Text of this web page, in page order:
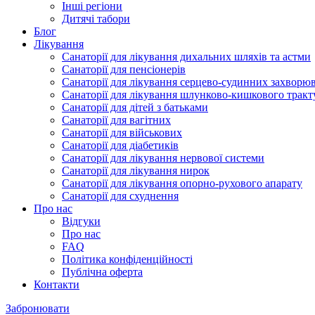
Інші регіони
Дитячі табори
Блог
Лікування
Санаторії для лікування дихальних шляхів та астми
Санаторії для пенсіонерів
Санаторії для лікування серцево-судинних
Санаторії для лікування шлунково-кишкового
Санаторії для дітей з батьками
Санаторії для вагітних
Санаторії для військових
Санаторії для діабетиків
Санаторії для лікування нервової системи
Санаторії для лікування нирок
Санаторії для лікування опорно-рухового апарату
Санаторії для схуднення
Про нас
Відгуки
Про нас
FAQ
Політика конфіденційності
Публічна оферта
Контакти
Забронювати